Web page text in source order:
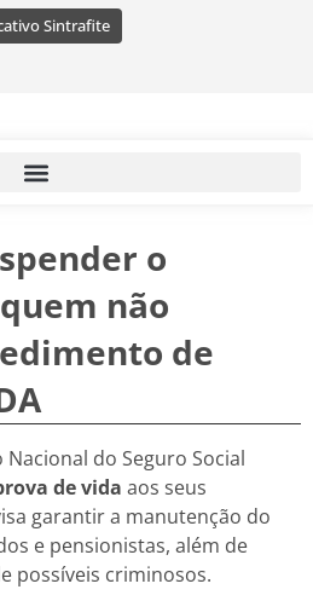
Sintrafite
o
não
de
do Seguro Social
de vida aos seus
garantir a manutenção do
e pensionistas, além de
possíveis criminosos.